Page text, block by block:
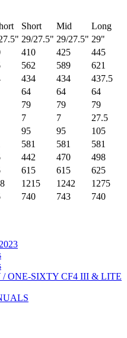
Short Mid
Long
29/27.5" 29/27.5" 29"
410 425
445
562 589
621
434 434
437.5
64 64
64
79 79
79
7 7
27.5
95 95
105
581 581
581
442 470
498
615 615
625
1215 1242
1275
740 743 740
ONE-SIXTY CF4 III & LITE